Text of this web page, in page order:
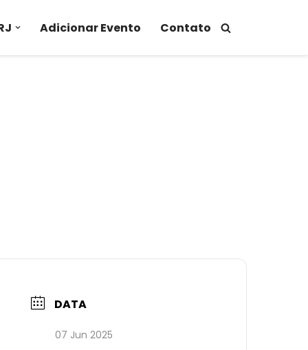
Adicionar Evento Contato
DATA
07 Jun 2025